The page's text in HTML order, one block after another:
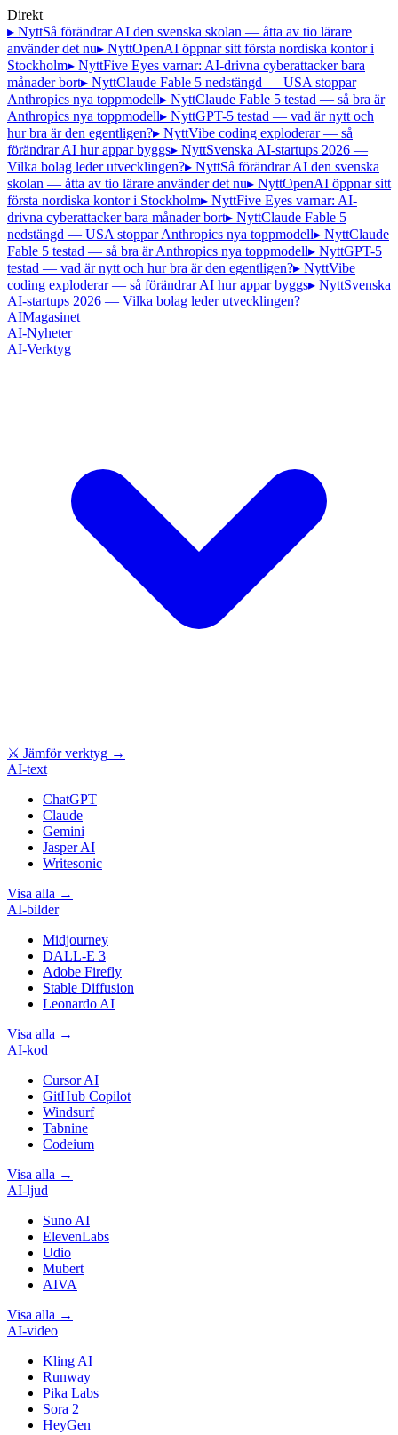
Direkt
▸ NyttSå förändrar AI den svenska skolan — åtta av tio lärare
använder det nu▸ NyttOpenAI öppnar sitt första nordiska kontor i
Stockholm▸ NyttFive Eyes varnar: AI-drivna cyberattacker bara
månader bort▸ NyttClaude Fable 5 nedstängd — USA stoppar
Anthropics nya toppmodell▸ NyttClaude Fable 5 testad — så bra är
Anthropics nya toppmodell▸ NyttGPT-5 testad — vad är nytt och
hur bra är den egentligen?▸ NyttVibe coding exploderar — så
förändrar AI hur appar byggs▸ NyttSvenska AI-startups 2026 —
Vilka bolag leder utvecklingen?▸ NyttSå förändrar AI den svenska
skolan — åtta av tio lärare använder det nu▸ NyttOpenAI öppnar sitt
första nordiska kontor i Stockholm▸ NyttFive Eyes varnar: AI-
drivna cyberattacker bara månader bort▸ NyttClaude Fable 5
nedstängd — USA stoppar Anthropics nya toppmodell▸ NyttClaude
Fable 5 testad — så bra är Anthropics nya toppmodell▸ NyttGPT-5
testad — vad är nytt och hur bra är den egentligen?▸ NyttVibe
coding exploderar — så förändrar AI hur appar byggs▸ NyttSvenska
AI-startups 2026 — Vilka bolag leder utvecklingen?
AIMagasinet
AI-Nyheter
AI-Verktyg
⚔ Jämför verktyg →
AI-text
ChatGPT
Claude
Gemini
Jasper AI
Writesonic
Visa alla →
AI-bilder
Midjourney
DALL-E 3
Adobe Firefly
Stable Diffusion
Leonardo AI
Visa alla →
AI-kod
Cursor AI
GitHub Copilot
Windsurf
Tabnine
Codeium
Visa alla →
AI-ljud
Suno AI
ElevenLabs
Udio
Mubert
AIVA
Visa alla →
AI-video
Kling AI
Runway
Pika Labs
Sora 2
HeyGen